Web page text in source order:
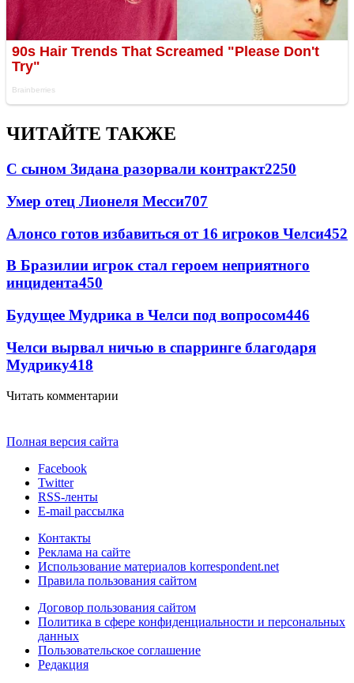
ЧИТАЙТЕ ТАКЖЕ
С сыном Зидана разорвали контракт2250
Умер отец Лионеля Месси707
Алонсо готов избавиться от 16 игроков Челси452
В Бразилии игрок стал героем неприятного
инцидента450
Будущее Мудрика в Челси под вопросом446
Челси вырвал ничью в спарринге благодаря
Мудрику418
Читать комментарии
Полная версия сайта
Facebook
Twitter
RSS-ленты
E-mail рассылка
Контакты
Реклама на сайте
Использование материалов korrespondent.net
Правила пользования сайтом
Договор пользования сайтом
Политика в сфере конфиденциальности и персональных
данных
Пользовательское соглашение
Редакция